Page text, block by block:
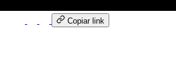
Copiar link